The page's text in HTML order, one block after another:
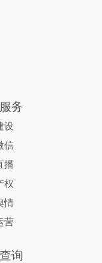
务
设
信
播
权
情
营
询